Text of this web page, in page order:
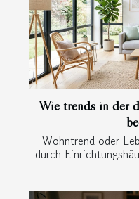
Wie trends in der
Wohntrend oder
durch